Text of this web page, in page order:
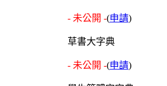
- 未公開 -(申請)
草書大字典
- 未公開 -(申請)